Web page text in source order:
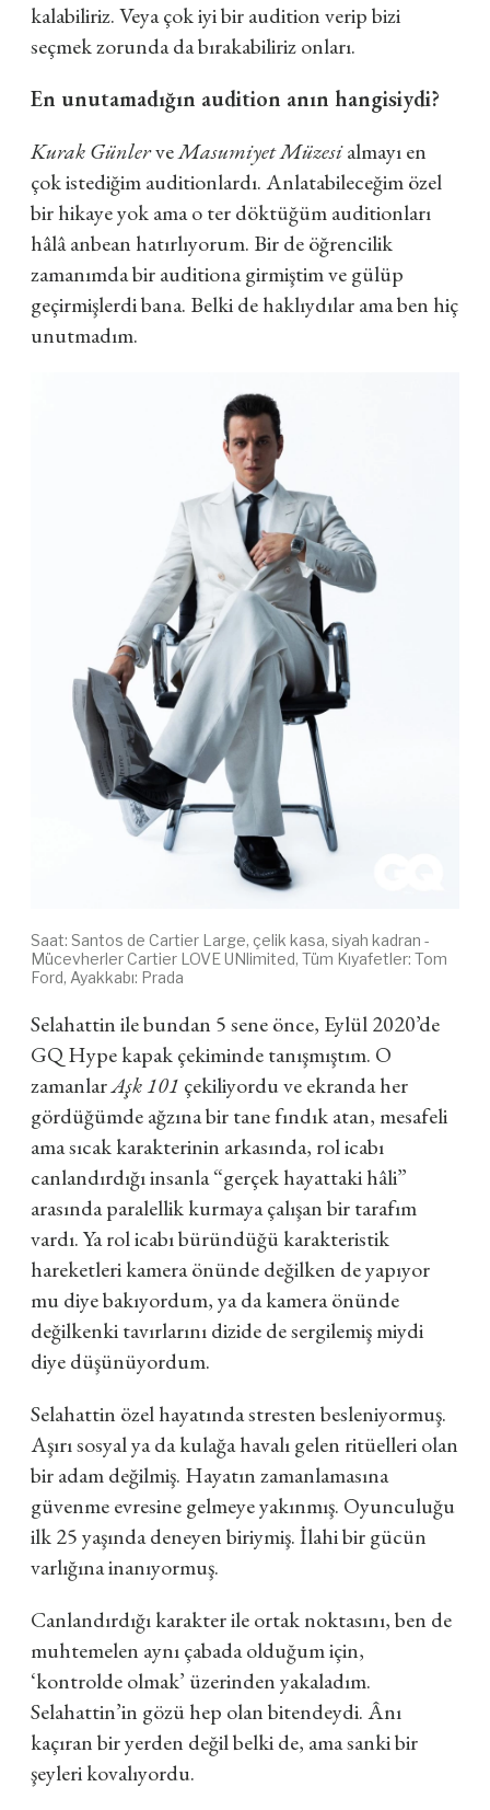
kalabiliriz. Veya çok iyi bir audition verip bizi
seçmek zorunda da bırakabiliriz onları.
En unutamadığın audition anın hangisiydi?
Kurak GünlerveMasumiyet Müzesialmayı en
çok istediğim auditionlardı. Anlatabileceğim özel
bir hikaye yok ama o ter döktüğüm auditionları
hâlâ anbean hatırlıyorum. Bir de öğrencilik
zamanımda bir auditiona girmiştim ve gülüp
geçirmişlerdi bana. Belki de haklıydılar ama ben hiç
unutmadım.
Saat: Santos de Cartier Large, çelik kasa, siyah kadran -
Mücevherler Cartier LOVE UNlimited, Tüm Kıyafetler: Tom
Ford, Ayakkabı: Prada
Selahattin ile bundan 5 sene önce, Eylül 2020’de
GQ Hype kapak çekiminde tanışmıştım. O
zamanlarAşk 101 çekiliyordu ve ekranda her
gördüğümde ağzına bir tane fındık atan, mesafeli
ama sıcak karakterinin arkasında, rol icabı
canlandırdığı insanla “gerçek hayattaki hâli”
arasında paralellik kurmaya çalışan bir tarafım
vardı. Ya rol icabı büründüğü karakteristik
hareketleri kamera önünde değilken de yapıyor
mu diye bakıyordum, ya da kamera önünde
değilkenki tavırlarını dizide de sergilemiş miydi
diye düşünüyordum.
Selahattin özel hayatında stresten besleniyormuş.
Aşırı sosyal ya da kulağa havalı gelen ritüelleri olan
bir adam değilmiş. Hayatın zamanlamasına
güvenme evresine gelmeye yakınmış. Oyunculuğu
ilk 25 yaşında deneyen biriymiş. İlahi bir gücün
varlığına inanıyormuş.
Canlandırdığı karakter ile ortak noktasını, ben de
muhtemelen aynı çabada olduğum için,
‘kontrolde olmak’ üzerinden yakaladım.
Selahattin’in gözü hep olan bitendeydi.Ânı
kaçıran bir yerden değil belki de, ama sanki bir
şeyleri kovalıyordu.